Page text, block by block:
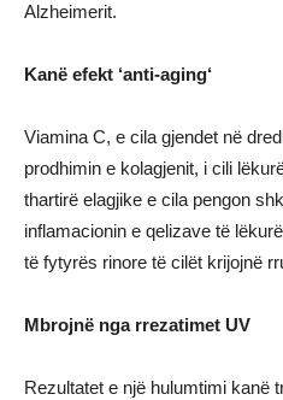
Alzheimerit.
Kanë efekt ‘anti-aging‘
Viamina C, e cila gjendet në
prodhimin e kolagjenit, i cili
thartirë elagjike e cila pengon
inflamacionin e qelizave të
të fytyrës rinore të cilët krijojnë
Mbrojnë nga rrezatimet UV
Rezultatet e një hulumtimi kanë